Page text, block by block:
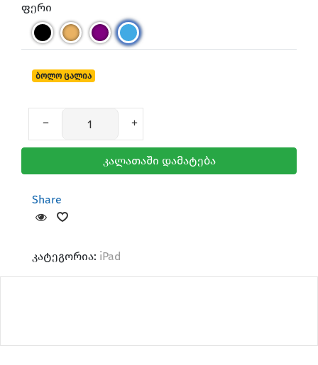
ფერი
ბოლო ცალია
კალათაში დამატება
Share
კატეგორია: iPad